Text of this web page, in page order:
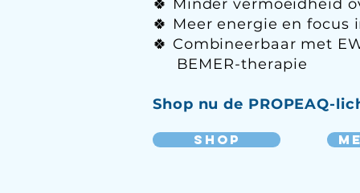
🍀 Minder vermoeidheid
🍀 Meer energie en focus
🍀 Combineerbaar met
BEMER-therapie
Shop nu de PROPEAQ-
Shop